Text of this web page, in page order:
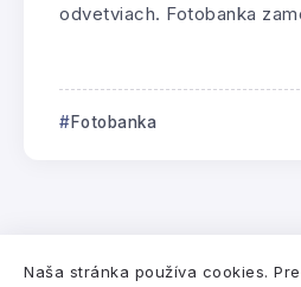
odvetviach. Fotobanka
Fotobanka
PreZdruženie EPS SR
Naša stránka používa cookies.